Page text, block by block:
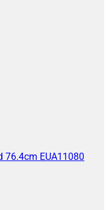
76.4cm EUA11080